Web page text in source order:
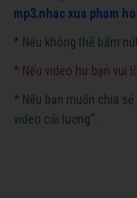
mp3,nhac xua pham
* Nếu không thể bấm
* Nếu video hư bạn vui
* Nếu bạn muốn chia
video cải lương".